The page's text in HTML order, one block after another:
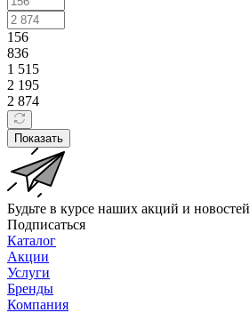
156
836
1 515
2 195
2 874
Показать
Будьте в курсе наших акций и новостей
Подписаться
Каталог
Акции
Услуги
Бренды
Компания